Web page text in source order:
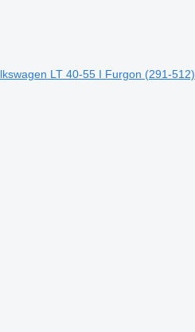
LT 40-55 I Furgon (291-512)